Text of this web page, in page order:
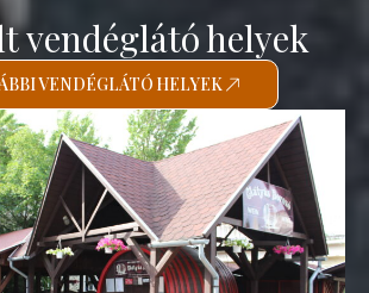
vendéglátó helyek
VENDÉGLÁTÓ HELYEK